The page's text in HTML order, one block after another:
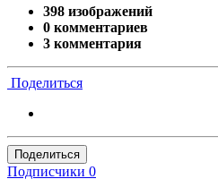
398 изображений
0 комментариев
3 комментария
Поделиться
Поделиться
Подписчики 0